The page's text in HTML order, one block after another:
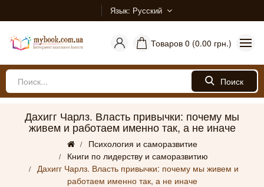
Язык Русский
Товаров 0 (0.00 грн.)
Поиск
Дахигг Чарлз. Власть привычки: почему мы
живем и работаем именно так, а не иначе
Психология и саморазвитие
Книги по лидерству и саморазвитию
Дахигг Чарлз. Власть привычки: почему мы живем и
работаем именно так, а не иначе